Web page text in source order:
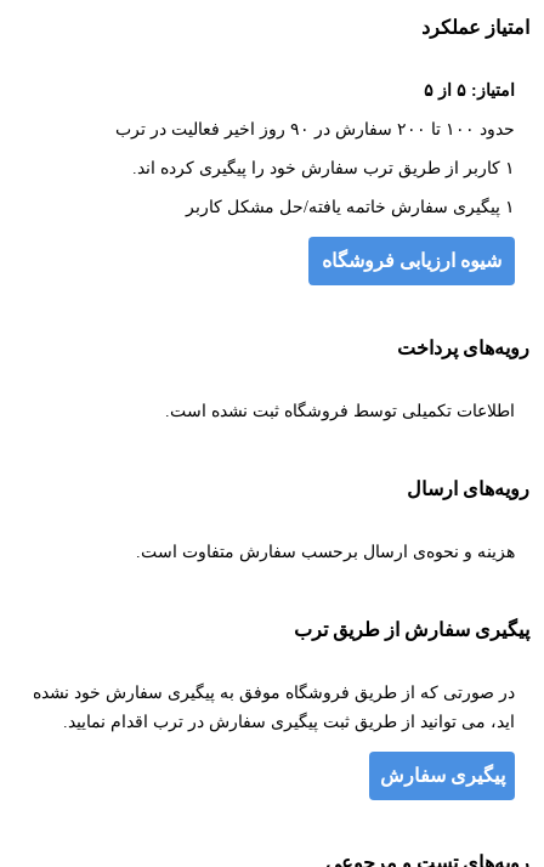
امتیاز عملکرد
امتیاز: ۵ از ۵
حدود ۱۰۰ تا ۲۰۰ سفارش در ۹۰ روز اخیر فعالیت در ترب
۱ کاربر از طریق ترب سفارش خود را پیگیری کرده اند.
۱ پیگیری سفارش خاتمه یافته/حل مشکل کاربر
شیوه ارزیابی فروشگاه
رویه‌های پرداخت
اطلاعات تکمیلی توسط فروشگاه ثبت نشده است.
رویه‌های ارسال
هزینه و نحوه‌ی ارسال برحسب سفارش متفاوت است.
پیگیری سفارش از طریق ترب
در صورتی که از طریق فروشگاه موفق به پیگیری سفارش خود نشده
اید، می توانید از طریق ثبت پیگیری سفارش در ترب اقدام نمایید.
پیگیری سفارش